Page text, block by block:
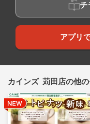
チ
アプリ
カインズ 苅田店の他